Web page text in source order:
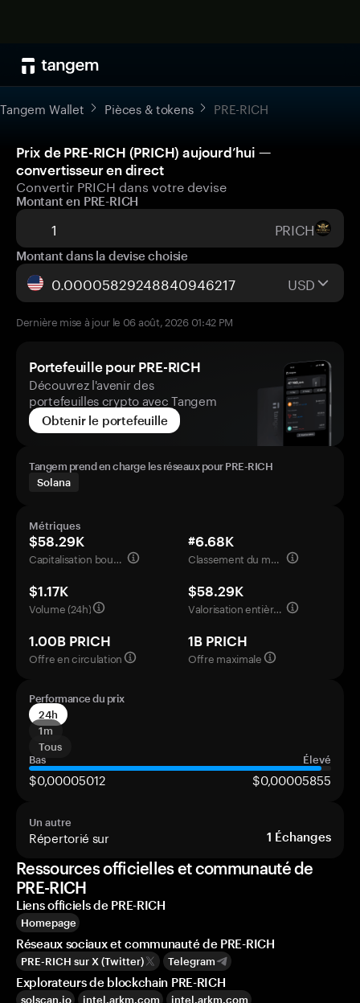
Tangem Wallet Pièces & tokens PRE-RICH
Prix de PRE-RICH (PRICH) aujourd’hui —
convertisseur en direct
Convertir PRICH dans votre devise
Montant en PRE-RICH
PRICH
Montant dans la devise choisie
USD
Dernière mise à jour le 06 août, 2026 01:42 PM
Portefeuille pour PRE-RICH
Découvrez l'avenir des
portefeuilles crypto avec Tangem
Obtenir le portefeuille
Tangem prend en charge les réseaux pour PRE-RICH
Solana
Métriques
$58.29K
Capitalisation boursière
#6.68K
Classement du marché
$1.17K
Volume (24h)
$58.29K
Valorisation entièrement diluée
1.00B PRICH
Offre en circulation
1B PRICH
Offre maximale
Performance du prix
24h
1m
Tous
Bas
Élevé
$0,00005012 $0,00005855
Un autre
Répertorié sur 1 Échanges
Ressources officielles et communauté de
PRE-RICH
Liens officiels de PRE-RICH
Homepage
Réseaux sociaux et communauté de PRE-RICH
PRE-RICH sur X (Twitter) Telegram
Explorateurs de blockchain PRE-RICH
solscan.io intel.arkm.com intel.arkm.com